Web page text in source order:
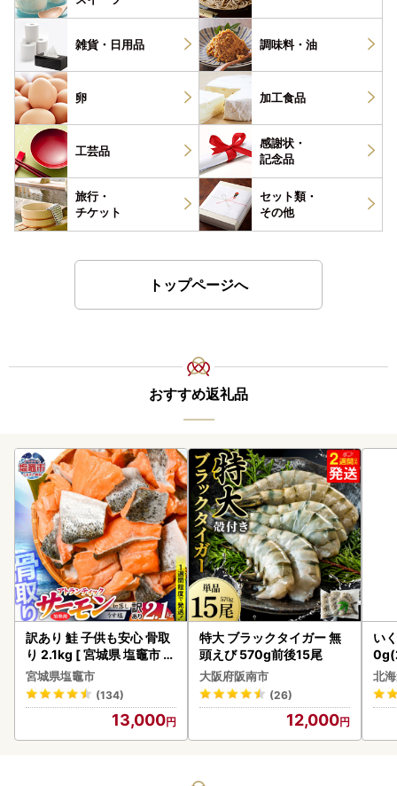
雑貨・ 日用品 調味料・ 油
卵 加工食品
工芸品
感謝状・
記念品
旅行・
チケット
セット類・
その他
トップページへ
おすすめ返礼品
訳あり 鮭 子供も安心 骨取
り 2.1kg [ 宮城県 塩竈市 ]
鮭
宮城県塩竈市
(134)
13,000
特大 ブラックタイガー 無
頭えび 570g前後15尾
大阪府阪南市
(26)
12,000
い
2-
北